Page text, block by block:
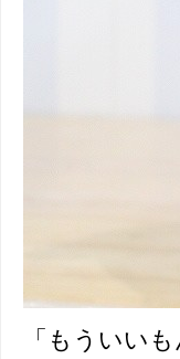
「もういい